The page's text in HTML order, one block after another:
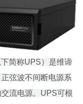
简称UPS）是维谛
弦波不间断电源系
流电源。UPS可根